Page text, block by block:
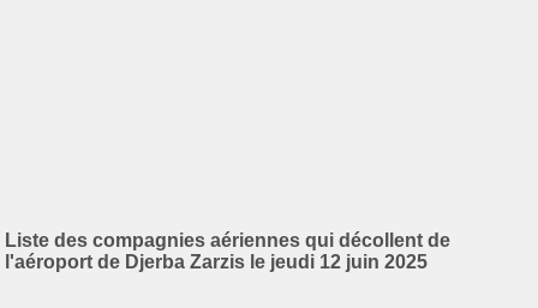
Liste des compagnies aériennes qui décollent de
l'aéroport de Djerba Zarzis le jeudi 12 juin 2025